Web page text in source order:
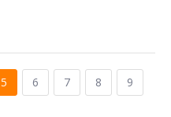
5 6 7 8
9